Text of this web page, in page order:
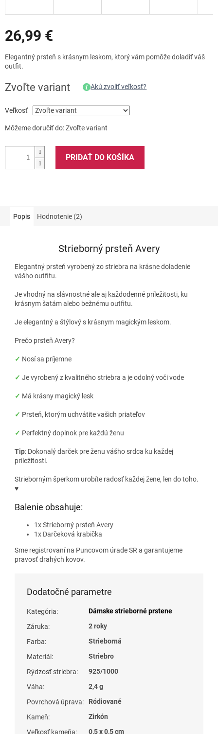
26,99 €
cena:
Elegantný prsteň s krásnym leskom, ktorý vám pomôže doladiť váš
outfit.
Zvoľte variant Akú zvoliť veľkosť?
Veľkosť
Môžeme doručiť do:Zvoľte variant
PRIDAŤ DO KOŠÍKA
Popis Hodnotenie (2)
Strieborný prsteň Avery
Elegantný prsteň vyrobený zo striebra na krásne doladenie
vášho outfitu.
Je vhodný na slávnostné ale aj každodenné príležitosti, ku
krásnym šatám alebo bežnému outfitu.
Je elegantný a štýlový s krásnym magickým leskom.
Prečo prsteň Avery?
✓ Nosí sa príjemne
✓ Je vyrobený z kvalitného striebra a je odolný voči vode
✓ Má krásny magický lesk
✓ Prsteň, ktorým uchvátite vašich priateľov
✓ Perfektný doplnok pre každú ženu
Tip: Dokonalý darček pre ženu vášho srdca ku každej
príležitosti.
Strieborným šperkom urobíte radosť každej žene, len do toho.
♥
Balenie obsahuje:
1x Strieborný prsteň Avery
1x Darčeková krabička
Sme registrovaní na Puncovom úrade SR a garantujeme
pravosť drahých kovov.
Dodatočné parametre
Kategória:
Dámske strieborné prstene
Záruka:
2 roky
Farba:
Strieborná
Materiál :
Striebro
Rýdzosť striebra:
925/1000
Váha:
2,4 g
Povrchová úprava:
Ródiované
Kameň:
Zirkón
Veľkosť kameňa: 0,5 x 0,5 cm